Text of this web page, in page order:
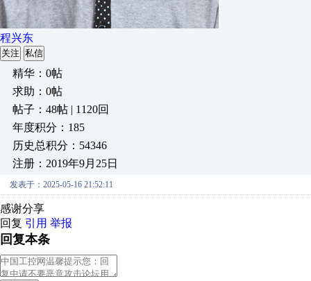
程兴东
关注 私信
精华：0帖
求助：0帖
帖子：48帖 | 1120回
年度积分：185
历史总积分：54346
注册：2019年9月25日
发表于：2025-05-16 21:52:11
感谢分享
回复 引用 举报
回复本条